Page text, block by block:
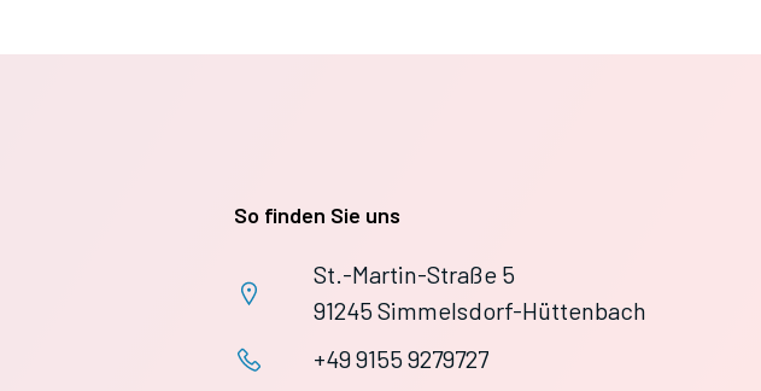
So finden Sie uns
St.-Martin-Straße 5
91245 Simmelsdorf-Hüttenbach
+49 9155 9279727